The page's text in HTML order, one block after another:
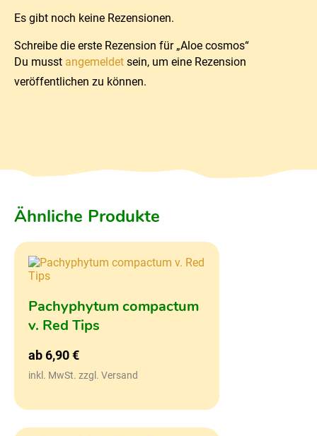
Es gibt noch keine Rezensionen.
Schreibe die erste Rezension für „Aloe cosmos“
Du musst angemeldet sein, um eine Rezension
veröffentlichen zu können.
Ähnliche Produkte
Pachyphytum compactum
v. Red Tips
ab6,90€
inkl. MwSt. zzgl. Versand